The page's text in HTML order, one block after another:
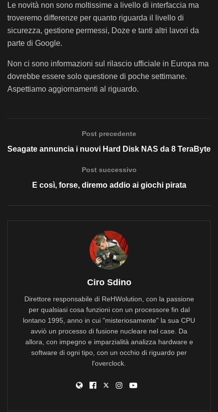
Le novità non sono moltissime a livello di interfaccia ma
troveremo differenze per quanto riguarda il livello di
sicurezza, gestione permessi, Doze e tanti altri lavori da
parte di Google.
Non ci sono informazioni sul rilascio ufficiale in Europa ma
dovrebbe essere solo questione di poche settimane.
Aspettiamo aggiornamenti al riguardo.
Post precedente
Seagate annuncia i nuovi Hard Disk NAS da 8 TeraByte
Post successivo
E così, forse, diremo addio ai giochi pirata
Ciro Sdino
Direttore responsabile di ReHWolution, con la passione
per qualsiasi cosa funzioni con un processore fin dal
lontano 1995, anno in cui "misteriosamente" la sua CPU
avviò un processo di fusione nucleare nel case. Da
allora, con impegno e imparzialità analizza hardware e
software di ogni tipo, con un occhio di riguardo per
l'overclock.